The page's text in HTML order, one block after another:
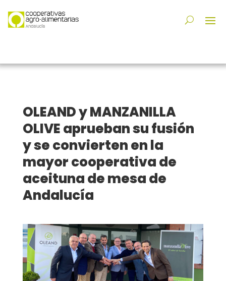
OLEAND y MANZANILLA
OLIVE aprueban su fusión
y se convierten en la
mayor cooperativa de
aceituna de mesa de
Andalucía